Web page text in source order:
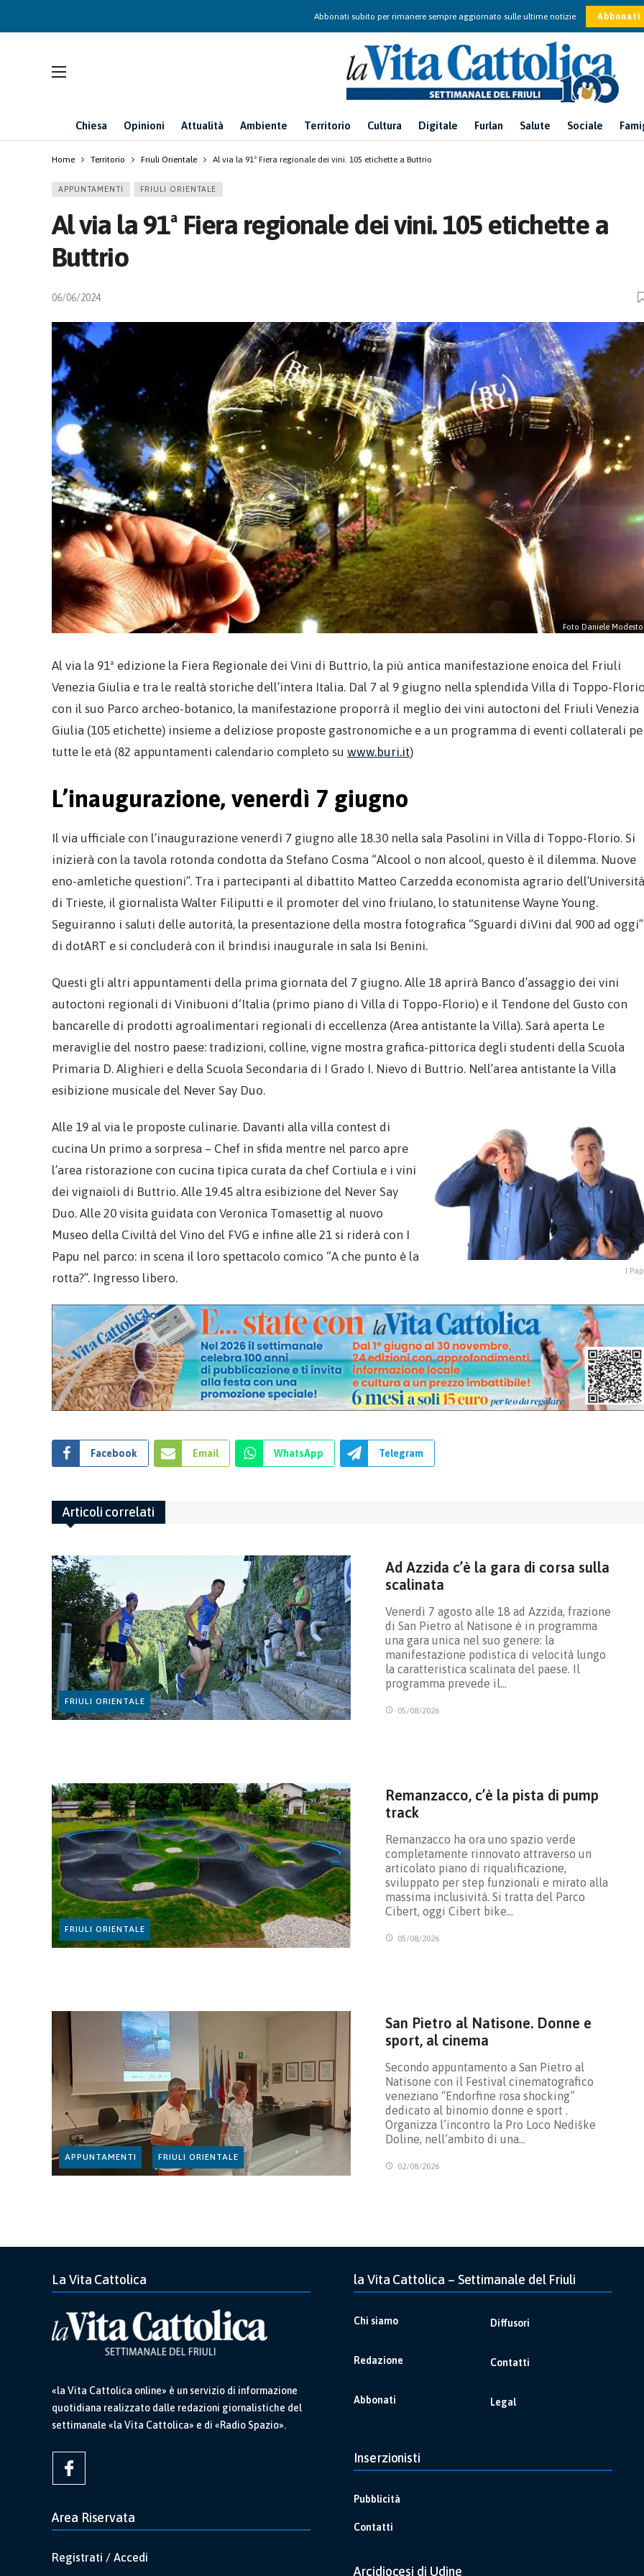
Abbonati subito per rimanere sempre aggiornato sulle ultime notizie Abbonati
Chiesa Opinioni Attualità Ambiente Territorio Cultura Digitale Furlan Salute Sociale
Home Territorio Friuli Orientale Al via la 91ª Fiera regionale dei vini. 105 etichette a Buttrio
APPUNTAMENTI FRIULI ORIENTALE
Al via la 91ª Fiera regionale dei vini. 105 etichette a
Buttrio
06/06/2024
Foto Daniele Modesto
Al via la 91ª edizione la Fiera Regionale dei Vini di Buttrio, la più antica manifestazione enoica del Friuli
Venezia Giulia e tra le realtà storiche dell’intera Italia. Dal 7 al 9 giugno nella splendida Villa di Toppo-
con il suo Parco archeo-botanico, la manifestazione proporrà il meglio dei vini autoctoni del Friuli Venezia
Giulia (105 etichette) insieme a deliziose proposte gastronomiche e a un programma di eventi collaterali
tutte le età (82 appuntamenti calendario completo su www.buri.it)
L’inaugurazione, venerdì 7 giugno
Il via ufficiale con l’inaugurazione venerdì 7 giugno alle 18.30 nella sala Pasolini in Villa di Toppo-Florio. Si
inizierà con la tavola rotonda condotta da Stefano Cosma “Alcool o non alcool, questo è il dilemma. Nuove
eno-amletiche questioni”. Tra i partecipanti al dibattito Matteo Carzedda economista agrario dell’Università
di Trieste, il giornalista Walter Filiputti e il promoter del vino friulano, lo statunitense Wayne Young.
Seguiranno i saluti delle autorità, la presentazione della mostra fotografica “Sguardi diVini dal 900 ad oggi”
di dotART e si concluderà con il brindisi inaugurale in sala Isi Benini.
Questi gli altri appuntamenti della prima giornata del 7 giugno. Alle 18 aprirà Banco d’assaggio dei vini
autoctoni regionali di Vinibuoni d‘Italia (primo piano di Villa di Toppo-Florio) e il Tendone del Gusto con
bancarelle di prodotti agroalimentari regionali di eccellenza (Area antistante la Villa). Sarà aperta Le
meraviglie del nostro paese: tradizioni, colline, vigne mostra grafica-pittorica degli studenti della Scuola
Primaria D. Alighieri e della Scuola Secondaria di I Grado I. Nievo di Buttrio. Nell’area antistante la Villa
esibizione musicale del Never Say Duo.
I
Alle 19 al via le proposte culinarie. Davanti alla villa contest di
cucina Un primo a sorpresa – Chef in sfida mentre nel parco apre
l’area ristorazione con cucina tipica curata da chef Cortiula e i vini
dei vignaioli di Buttrio. Alle 19.45 altra esibizione del Never Say
Duo. Alle 20 visita guidata con Veronica Tomasettig al nuovo
Museo della Civiltà del Vino del FVG e infine alle 21 si riderà con I
Papu nel parco: in scena il loro spettacolo comico “A che punto è la
rotta?”. Ingresso libero.
Facebook Email WhatsApp Telegram
Articoli correlati
FRIULI ORIENTALE
Ad Azzida c’è la gara di corsa sulla
scalinata
Venerdì 7 agosto alle 18 ad Azzida, frazione
di San Pietro al Natisone è in programma
una gara unica nel suo genere: la
manifestazione podistica di velocità lungo
la caratteristica scalinata del paese. Il
programma prevede il…
05/08/2026
FRIULI ORIENTALE
Remanzacco, c’è la pista di pump
track
Remanzacco ha ora uno spazio verde
completamente rinnovato attraverso un
articolato piano di riqualificazione,
sviluppato per step funzionali e mirato alla
massima inclusività. Si tratta del Parco
Cibert, oggi Cibert bike…
05/08/2026
APPUNTAMENTI FRIULI ORIENTALE
San Pietro al Natisone. Donne e
sport, al cinema
Secondo appuntamento a San Pietro al
Natisone con il Festival cinematografico
veneziano “Endorfine rosa shocking”
dedicato al binomio donne e sport .
Organizza l’incontro la Pro Loco Nediške
Doline, nell’ambito di una…
02/08/2026
La Vita Cattolica
«la Vita Cattolica online» è un servizio di informazione
quotidiana realizzato dalle redazioni giornalistiche del
settimanale «la Vita Cattolica» e di «Radio Spazio».
Area Riservata
Registrati / Accedi
la Vita Cattolica – Settimanale del Friuli
Chi siamo
Redazione
Abbonati
Diffusori
Contatti
Legal
Inserzionisti
Pubblicità
Contatti
Arcidiocesi di Udine